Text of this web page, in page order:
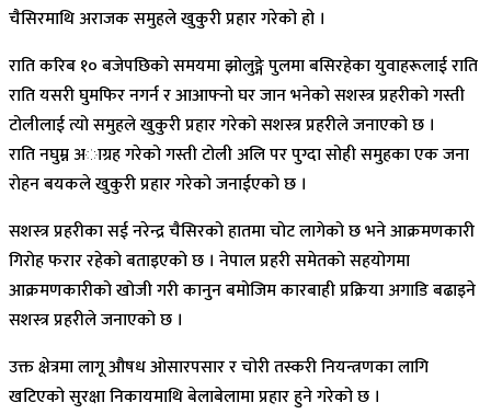
चैसिरमाथि अराजक समुहले खुकुरी प्रहार गरेको हो ।
राति करिब १० बजेपछिको समयमा झोलुङ्गे पुलमा बसिरहेका युवाहरूलाई राति
राति यसरी घुमफिर नगर्न र आआफ्नो घर जान भनेको सशस्त्र प्रहरीको गस्ती
टोलीलाई त्यो समुहले खुकुरी प्रहार गरेको सशस्त्र प्रहरीले जनाएको छ ।
राति नघुम्न अाग्रह गरेको गस्ती टोली अलि पर पुग्दा सोही समुहका एक जना
रोहन बयकले खुकुरी प्रहार गरेको जनाईएको छ ।
सशस्त्र प्रहरीका सई नरेन्द्र चैसिरको हातमा चोट लागेको छ भने आक्रमणकारी
गिरोह फरार रहेको बताइएको छ । नेपाल प्रहरी समेतको सहयोगमा
आक्रमणकारीको खोजी गरी कानुन बमोजिम कारबाही प्रक्रिया अगाडि बढाइने
सशस्त्र प्रहरीले जनाएको छ ।
उक्त क्षेत्रमा लागू औषध ओसारपसार र चोरी तस्करी नियन्त्रणका लागि
खटिएको सुरक्षा निकायमाथि बेलाबेलामा प्रहार हुने गरेको छ ।